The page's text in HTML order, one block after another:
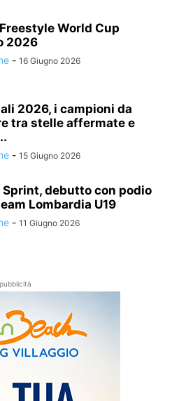
World Cup
2026
- 16 Giugno 2026
2026, i campioni da
tra stelle affermate e
- 15 Giugno 2026
Sprint, debutto con podio
Lombardia U19
- 11 Giugno 2026
pubblicità